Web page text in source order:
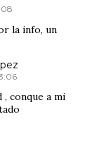
la info, un
, conque a mi